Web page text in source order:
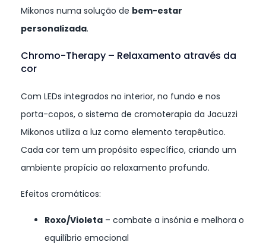
Mikonos numa solução de bem-estar
personalizada.
Chromo-Therapy – Relaxamento através da
cor
Com LEDs integrados no interior, no fundo e nos
porta-copos, o sistema de cromoterapia da Jacuzzi
Mikonos utiliza a luz como elemento terapêutico.
Cada cor tem um propósito específico, criando um
ambiente propício ao relaxamento profundo.
Efeitos cromáticos:
Roxo/Violeta – combate a insónia e melhora o
equilíbrio emocional